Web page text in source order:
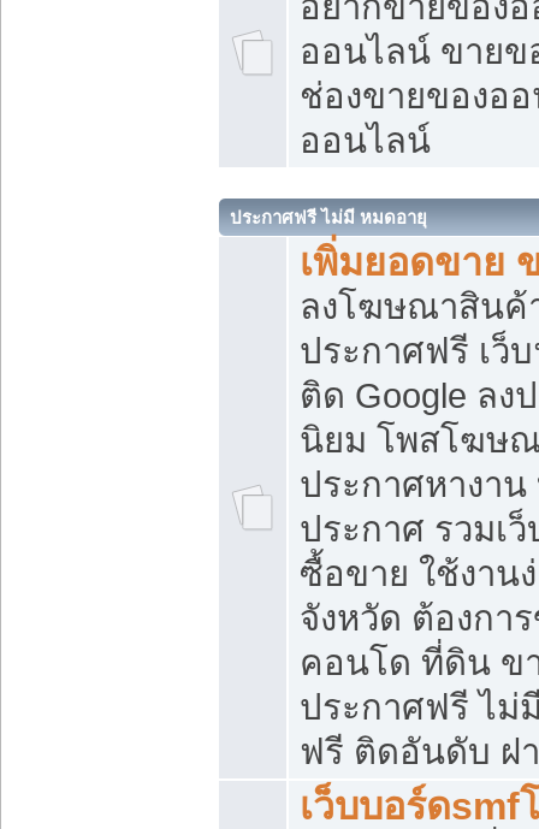
ออนไลน์ ขายข
ช่องขายของอ
ออนไลน์
ประกาศฟรี ไม่มี หมดอายุ
เพิ่มยอดขาย
ลงโฆษณาสิน
ประกาศฟรี เว็
ติด Google ลง
นิยม โพสโฆษ
ประกาศหางาน
ประกาศ รวมเ
ซื้อขาย ใช้งาน
จังหวัด ต้องกา
คอนโด ที่ดิน ข
ประกาศฟรี ไม่
ฟรี ติดอันดับ ฝ
เว็บบอร์ดsmf